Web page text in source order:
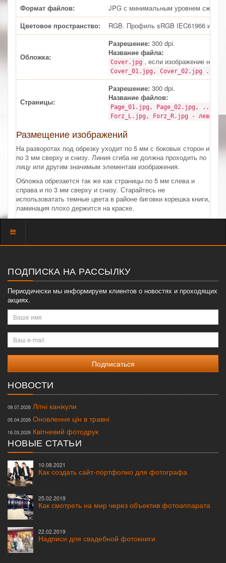
Формат файлов:
JPG с минимальным уровнем сжатия.
Цветовое пространство:
RGB. Профиль sRGB IEC61966 или
Обложка:
Разрешение: 300 dpi.
Название файла:
Cover.jpg , если изображение на
Cover_01.jpg, Cover_02.jpg ...
Страницы:
Разрешение: 300 dpi.
Название файлов:
Page_01.jpg, Page_02.jpg,
Forz_L.jpg, Forz_R.jpg - левый и
Размещение изображений
На разворотах под обрезку уходит по 5 мм с боковых сторон и
по 3 мм сверху и снизу. Линия сгиба не должна проходить по
лицу или другим значимым элементам изображения.
Обложка обрезается так же как страницы по 5 мм слева и
справа и по 3 мм сверху и снизу. Старайтесь не
использоватать темные цвета в районе биговки корешка книги,
ламинация плохо держится на краске.
Показать
ПОДПИСКА НА РАССЫЛКУ
Периодически мы информируем клиентов о новостях и проходящих
акциях.
Ваше
имя
Ваш
e-
mail
НОВОСТИ
09.07.2026 Літні канікули
05.04.2026 Оновлення цін в травні
16.03.2026 Квітневий фотодрук
НОВЫЕ СТАТЬИ
10.08.2021
Как создать сайт-портфолио для фотографа
25.02.2019
Как смотреть на мир через объектив фотоаппарата
22.02.2019
Надписи для свадебной фотокниги